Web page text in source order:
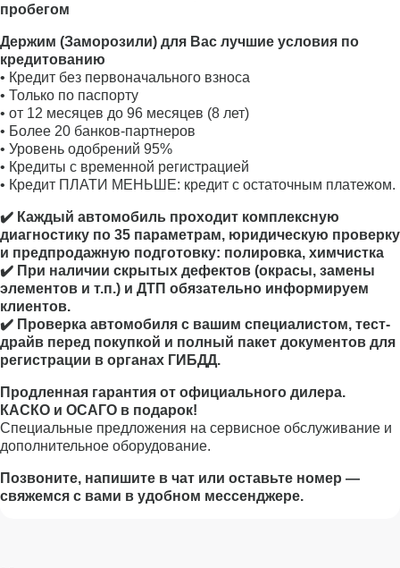
пробегом
Держим (Заморозили) для Вас лучшие условия по
кредитованию
• Кредит без первоначального взноса
• Только по паспорту
• от 12 месяцев до 96 месяцев (8 лет)
• Более 20 банков-партнеров
• Уровень одобрений 95%
• Кредиты с временной регистрацией
• Кредит ПЛАТИ МЕНЬШЕ: кредит с остаточным платежом.
✔️ Каждый автомобиль проходит комплексную
диагностику по 35 параметрам, юридическую проверку
и предпродажную подготовку: полировка, химчистка
✔️ При наличии скрытых дефектов (окрасы, замены
элементов и т.п.) и ДТП обязательно информируем
клиентов.
✔️ Проверка автомобиля с вашим специалистом, тест-
драйв перед покупкой и полный пакет документов для
регистрации в органах ГИБДД.
Продленная гарантия от официального дилера.
КАСКО и ОСАГО в подарок!
Специальные предложения на сервисное обслуживание и
дополнительное оборудование.
Позвоните, напишите в чат или оставьте номер —
свяжемся с вами в удобном мессенджере.